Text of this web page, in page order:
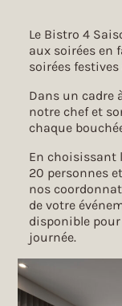
Le Bistro 4
aux soirées en
soirées
Dans un cadre
notre chef et
chaque
En choisissant
20 personnes
nos
de votre
disponible
journée.